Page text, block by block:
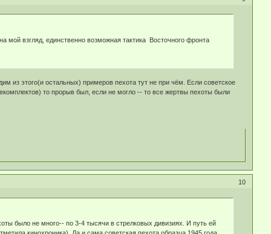
взгляд, единственно возможная тактика Восточного фронта
из этого(и остальных) примеров пехота тут не при чём. Если советское
то прорыв был, если не могло -- то все жертвы пехоты были
10
было не много-- по 3-4 тысячи в стрелковых дивизиях. И путь ей